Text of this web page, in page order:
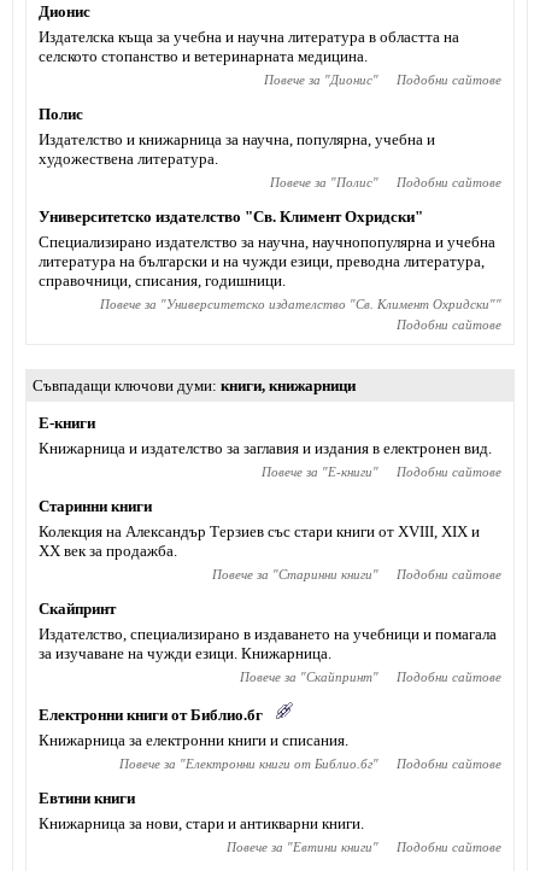
Дионис
Издателска къща за учебна и научна литература в областта на
селското стопанство и ветеринарната медицина.
Повече за "Дионис" Подобни сайтове
Полис
Издателство и книжарница за научна, популярна, учебна и
художествена литература.
Повече за "Полис" Подобни сайтове
Университетско издателство "Св. Климент Охридски"
Специализирано издателство за научна, научнопопулярна и учебна
литература на български и на чужди езици, преводна литература,
справочници, списания, годишници.
Повече за "Университетско издателство "Св. Климент Охридски""
Подобни сайтове
Съвпадащи ключови думи книги, книжарници
Е-книги
Книжарница и издателство за заглавия и издания в електронен вид.
Повече за "Е-книги" Подобни сайтове
Старинни книги
Колекция на Александър Терзиев със стари книги от XVIII, XIX и
XX век за продажба.
Повече за "Старинни книги" Подобни сайтове
Скайпринт
Издателство, специализирано в издаването на учебници и помагала
за изучаване на чужди езици. Книжарница.
Повече за "Скайпринт" Подобни сайтове
Електронни книги от Библио.бг
Книжарница за електронни книги и списания.
Повече за "Електронни книги от Библио.бг" Подобни сайтове
Евтини книги
Книжарница за нови, стари и антикварни книги.
Повече за "Евтини книги" Подобни сайтове